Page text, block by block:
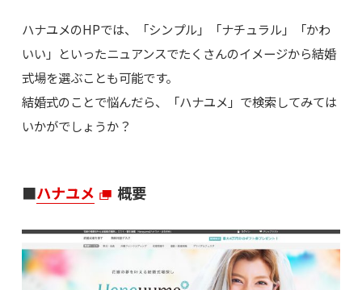
ハナユメのHPでは、「シンプル」「ナチュラル」「かわ
いい」といったニュアンスでたくさんのイメージから結婚
式場を選ぶことも可能です。
結婚式のことで悩んだら、「ハナユメ」で検索してみては
いかがでしょうか？
■ハナユメ 概要